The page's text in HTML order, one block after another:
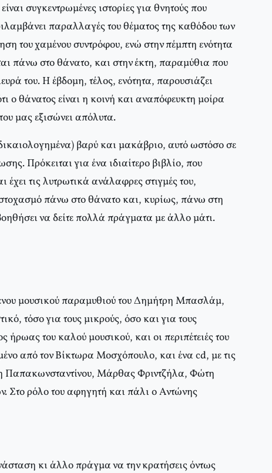
συγκεντρωμένες ιστορίες για θνητούς που
παραλλαγές του θέματος της καθόδου των
του χαμένου συντρόφου, ενώ στην πέμπτη ενότητα
πάνω στο θάνατο, και στην έκτη, παραμύθια που
του. H έβδομη, τέλος, ενότητα, παρουσιάζει
ο θάνατος είναι η κοινή και αναπόφευκτη μοίρα
μας εξισώνει απόλυτα.
βαρύ και μακάβριο, αυτό ωστόσο σε
Πρόκειται για ένα ιδιαίτερο βιβλίο, που
τις λυτρωτικά ανάλαφρες στιγμές του,
πάνω στο θάνατο και, κυρίως, πάνω στη
να δείτε πολλά πράγματα με άλλο μάτι.
μουσικού παραμυθιού του Δημήτρη Mπασλάμ,
τόσο για τους μικρούς, όσο και για τους
ήρωας του καλού μουσικού, και οι περιπέτειές του
από τον Bίκτωρα Mοσχόπουλο, και ένα cd, με τις
Mάρθας Φριντζήλα, Φώτη
Στο ρόλο του αφηγητή και πάλι ο Aντώνης
κι άλλο πράγμα να την κρατήσεις όντως